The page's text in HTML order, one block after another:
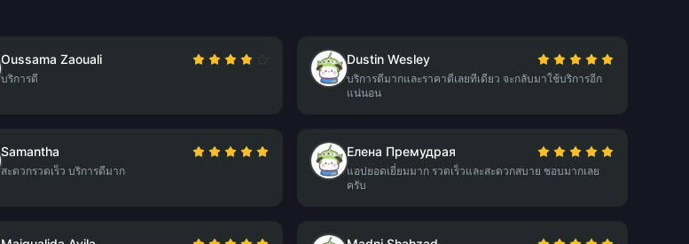
Oussama Zaouali
บริการดี
Dustin Wesley
บริการดีมากและราคาดีเลยทีเดียว จะกลับมาใช้บริการอีก
แน่นอน
Samantha
สะดวกรวดเร็ว บริการดีมาก
Елена Премудрая
แอปยอดเยี่ยมมาก รวดเร็วและสะดวกสบาย ชอบมากเลย
ครับ